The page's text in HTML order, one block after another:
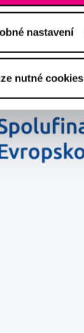
nastavení
nutné cookies